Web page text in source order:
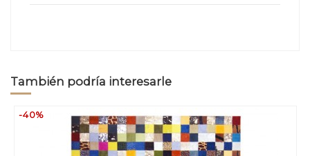
También podría interesarle
-40%